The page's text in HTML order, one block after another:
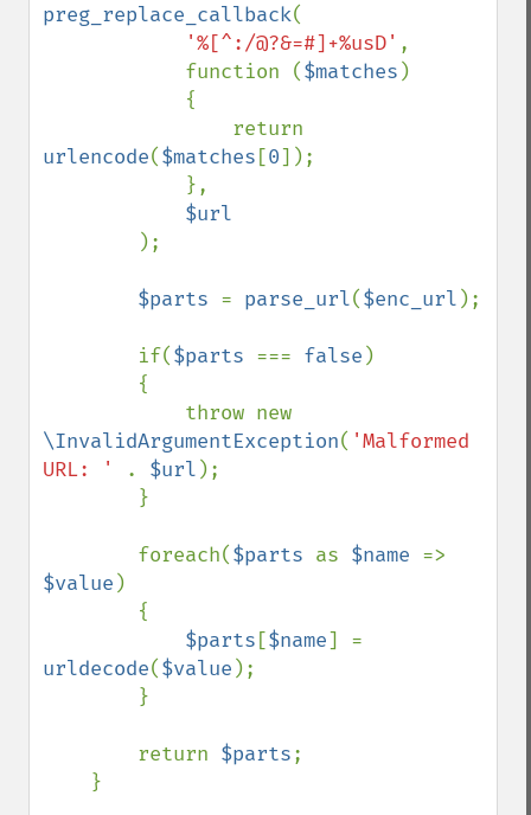
preg_replace_callback(
'%[^:/@?&=#]+%usD' ,
            function (
$matches )
urlencode($matches [0]);
$url
);
$parts = parse_url($enc_url );
        if(
$parts === false )
\InvalidArgumentException( 'Malformed
URL: '
. $url );
        foreach(
$parts as $name
$value )
$parts [$name
urldecode($value );
        return
$parts;